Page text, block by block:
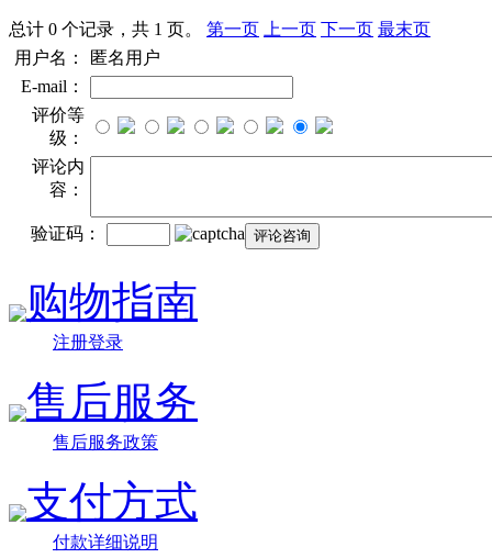
总计 0 个记录，共 1 页。 第一页 上一页 下一页 最末页
用户名：
匿名用户
E-mail：
评价等
级：
评论内
容：
验证码：
购物指南
注册登录
售后服务
售后服务政策
支付方式
付款详细说明